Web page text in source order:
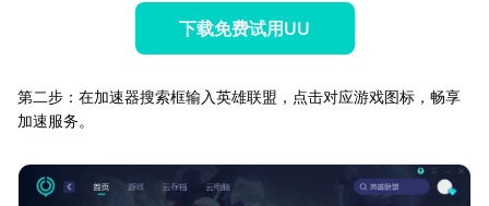
下载免费试用UU
第二步：在加速器搜索框输入英雄联盟，点击对应游戏图标，畅享
加速服务。